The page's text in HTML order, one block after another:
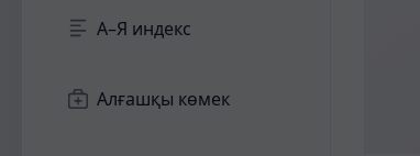
А–Я индекс
Алғашқы көмек